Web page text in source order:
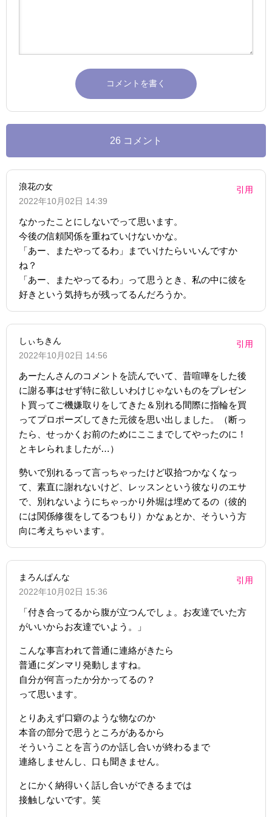
26 コメント
浪花の女
2022年10月02日 14:39
引用
なかったことにしないでって思います。
今後の信頼関係を重ねていけないかな。
「あー、またやってるわ」までいけたらいいんですか
ね？
「あー、またやってるわ」って思うとき、私の中に彼を
好きという気持ちが残ってるんだろうか。
しぃちきん
2022年10月02日 14:56
引用
あーたんさんのコメントを読んでいて、昔喧嘩をした後
に謝る事はせず特に欲しいわけじゃないものをプレゼン
ト買ってご機嫌取りをしてきた＆別れる間際に指輪を買
ってプロポーズしてきた元彼を思い出しました。（断っ
たら、せっかくお前のためにここまでしてやったのに！
とキレられましたが…）
勢いで別れるって言っちゃったけど収拾つかなくなっ
て、素直に謝れないけど、レッスンという彼なりのエサ
で、別れないようにちゃっかり外堀は埋めてるの（彼的
には関係修復をしてるつもり）かなぁとか、そういう方
向に考えちゃいます。
まろんぱんな
2022年10月02日 15:36
引用
「付き合ってるから腹が立つんでしょ。お友達でいた方
がいいからお友達でいよう。」
こんな事言われて普通に連絡がきたら
普通にダンマリ発動しますね。
自分が何言ったか分かってるの？
って思います。
とりあえず口癖のような物なのか
本音の部分で思うところがあるから
そういうことを言うのか話し合いが終わるまで
連絡しませんし、口も聞きません。
とにかく納得いく話し合いができるまでは
接触しないです。笑